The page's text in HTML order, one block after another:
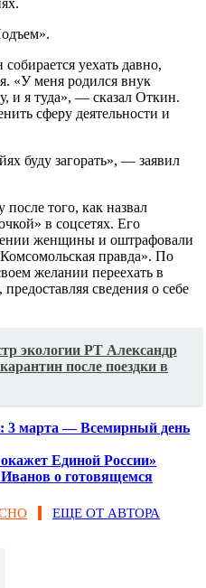
уехать давно,
«У меня родился внук
и я туда», — сказал Откин.
сферу деятельности и
буду загорать», — заявил
того, как назвал
в соцсетях. Его
женщины и оштрафовали
правда». По
желании переехать в
сведения о себе
экологии РТ Александр
после поездки в
3 марта — Всемирный день
Единой России»
о готовящемся
ЕЩЕ ОТ АВТОРА